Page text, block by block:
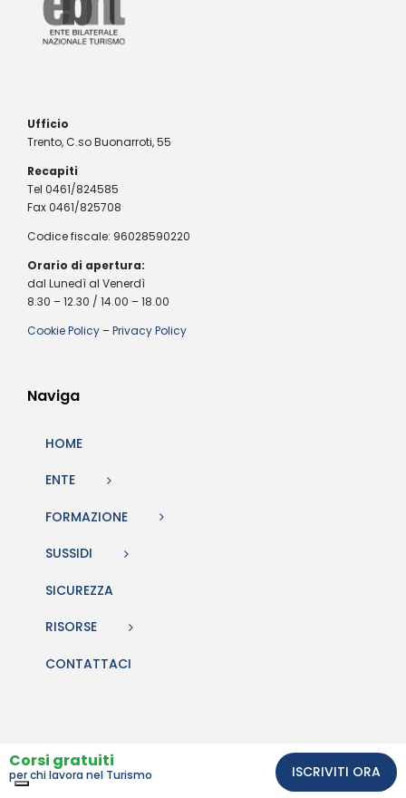
Corsi gratuiti
per chi lavora nel Turismo ISCRIVITI ORA
Ufficio
Trento, C.so Buonarroti, 55
Recapiti
Tel 0461/824585
Fax 0461/825708
Codice fiscale: 96028590220
Orario di apertura:
dal Lunedì al Venerdì
8.30 – 12.30 / 14.00 – 18.00
Cookie Policy –Privacy Policy
Naviga
HOME
ENTE
FORMAZIONE
SUSSIDI
SICUREZZA
RISORSE
CONTATTACI
Comunicazione e sito web Studio BiQuattro